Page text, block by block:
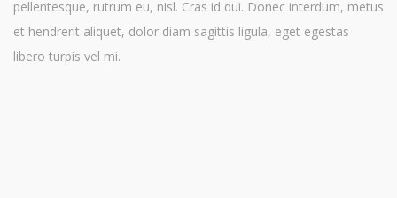
pellentesque, rutrum eu, nisl. Cras id dui. Donec interdum, metus
et hendrerit aliquet, dolor diam sagittis ligula, eget egestas
libero turpis vel mi.